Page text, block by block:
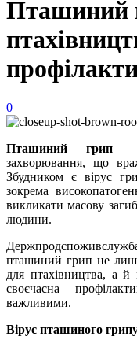
Пташиний
0
Пташиний грип–
захворювання, що
Збудником є вірус
зокрема
викликати масову
людини.
пташиний грип не лише
для птахівництва, а
своєчасна
важливими.
Вірус пташиного